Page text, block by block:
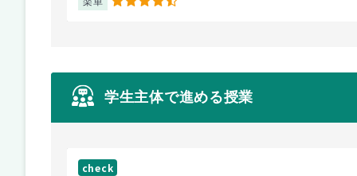
4.5
学生主体で進める授業
check